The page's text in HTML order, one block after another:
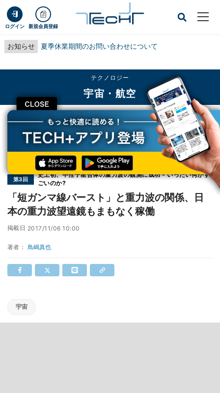
ログイン 新規会員登録
お知らせ 夏季休業期間のお問い合わせについて
CLOSE
テクノロジー
宇宙・航空
TECH+ テクノロジー
宇宙・航空
「短ガンマ線バースト」と重力波の関係、日本の重力波望遠鏡もまもなく稼働
第3回
史上初、中性子星合体の重力波の観測に成功 - いったい何がす
ごいのか?
「短ガンマ線バースト」と重力波の関係、日
本の重力波望遠鏡もまもなく稼働
掲載日 2017/11/06 10:00
著者： 鳥嶋真也
宇宙